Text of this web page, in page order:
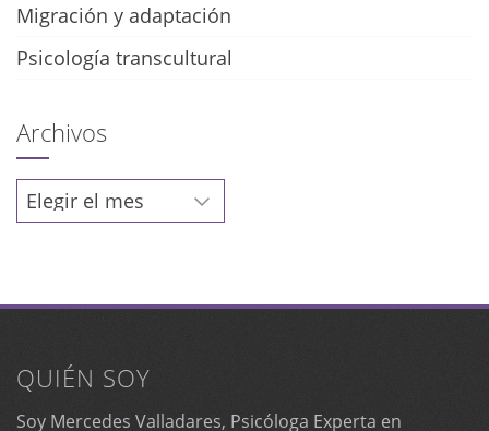
Migración y adaptación
Psicología transcultural
Archivos
Archivos
QUIÉN SOY
Soy Mercedes Valladares, Psicóloga Experta en